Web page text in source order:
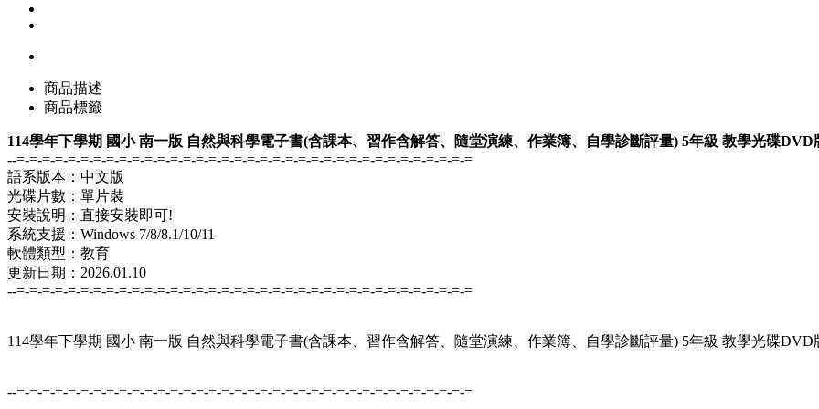
商品描述
商品標籤
114學年下學期 國小 南一版 自然與科學電子書(含課本、習作含解答、隨堂演練、作業簿、自學診斷評量) 5年級 教學光碟DVD
--=-=-=-=-=-=-=-=-=-=-=-=-=-=-=-=-=-=-=-=-=-=-=-=-=-=-=-=-=-=-=-=-=-=-=-=
語系版本：中文版
光碟片數：單片裝
安裝說明：直接安裝即可!
系統支援：Windows 7/8/8.1/10/11
軟體類型：教育
更新日期：2026.01.10
--=-=-=-=-=-=-=-=-=-=-=-=-=-=-=-=-=-=-=-=-=-=-=-=-=-=-=-=-=-=-=-=-=-=-=-=
114學年下學期 國小 南一版 自然與科學電子書(含課本、習作含解答、隨堂演練、作業簿、自學診斷評量) 5年級 教學光碟DVD
--=-=-=-=-=-=-=-=-=-=-=-=-=-=-=-=-=-=-=-=-=-=-=-=-=-=-=-=-=-=-=-=-=-=-=-=